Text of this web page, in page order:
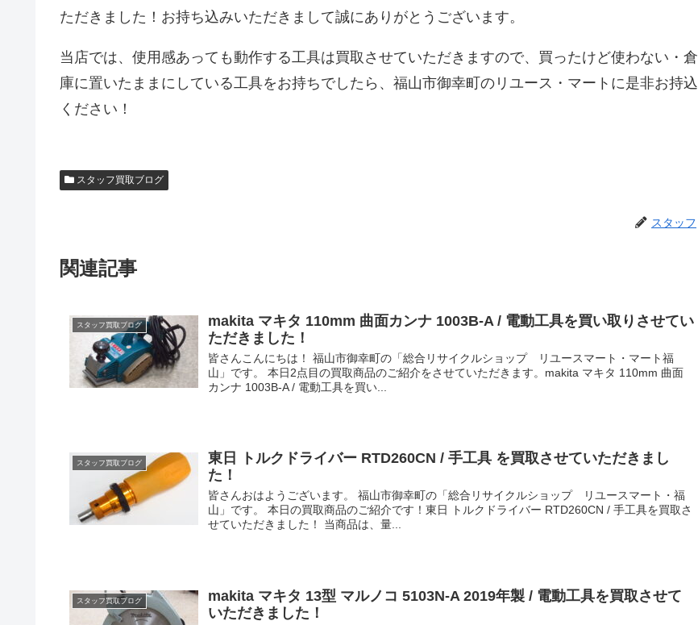
ただきました！お持ち込みいただきまして誠にありがとうございます。
当店では、使用感あっても動作する工具は買取させていただきますので、買ったけど使わない・倉
庫に置いたままにしている工具をお持ちでしたら、福山市御幸町のリユース・マートに是非お持込
ください！
スタッフ買取ブログ
スタッフ
関連記事
スタッフ買取ブログ
makita マキタ 110mm 曲面カンナ 1003B-A / 電動工具を買い取りさせてい
ただきました！
皆さんこんにちは！ 福山市御幸町の「総合リサイクルショップ リユースマート・マート福
山」です。 本日2点目の買取商品のご紹介をさせていただきます。makita マキタ 110mm 曲面
カンナ 1003B-A / 電動工具を買い...
スタッフ買取ブログ
東日 トルクドライバー RTD260CN / 手工具 を買取させていただきまし
た！
皆さんおはようございます。 福山市御幸町の「総合リサイクルショップ リユースマート・福
山」です。 本日の買取商品のご紹介です！東日 トルクドライバー RTD260CN / 手工具を買取さ
せていただきました！ 当商品は、量...
スタッフ買取ブログ
makita マキタ 13型 マルノコ 5103N-A 2019年製 / 電動工具を買取させて
いただきました！